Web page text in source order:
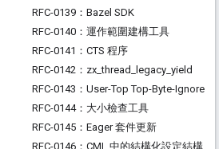
RFC-0139：Bazel SDK
RFC-0140：運作範圍建構工具
RFC-0141：CTS 程序
RFC-0142：zx _thread legacy yield
RFC-0143：User-Top Top-Byte-Ignore
RFC-0144：大小檢查工具
RFC-0145：Eager 套件更新
RFC-0146：CML 中的結構化設定結構